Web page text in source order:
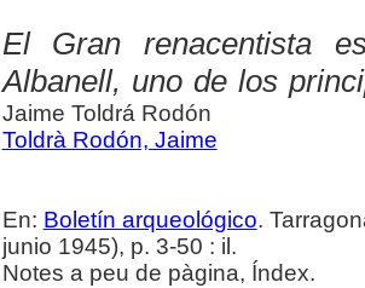
El Gran renacentista
Albanell, uno de los
Jaime Toldrá Rodón
Toldrà Rodón, Jaime
En: Boletín arqueológico.
junio 1945), p. 3-50 : il.
Notes a peu de pàgina, Índex.